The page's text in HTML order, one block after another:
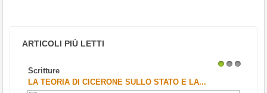
ARTICOLI PIÙ LETTI
Scritture
LA TEORIA DI CICERONE SULLO STATO E LA...